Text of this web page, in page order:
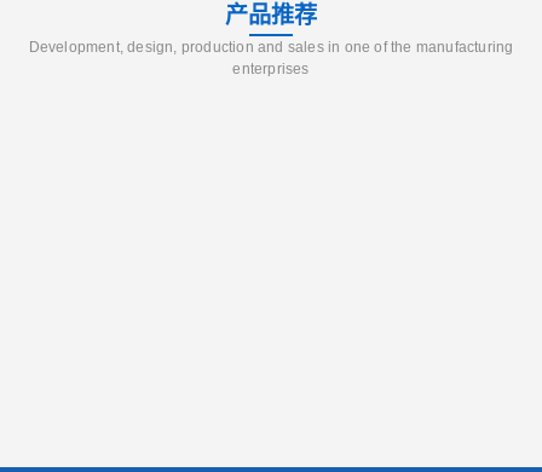
产品推荐
Development, design, production and sales in one of the manufacturing
enterprises